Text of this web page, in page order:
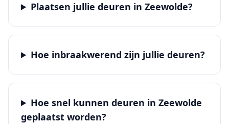
Plaatsen jullie deuren in Zeewolde?
Hoe inbraakwerend zijn jullie deuren?
Hoe snel kunnen deuren in Zeewolde
geplaatst worden?